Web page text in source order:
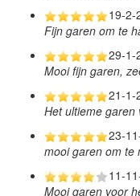
19-2-
Fijn garen om te
29-1-
Mooi fijn garen,
21-1-
Het ultieme garen
23-
mooi garen om te
11-
Mooi garen voor